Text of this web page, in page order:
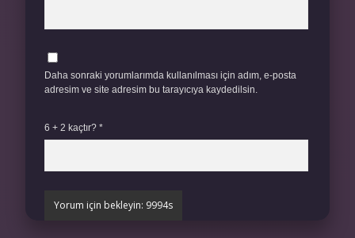
Daha sonraki yorumlarımda kullanılması için adım, e-posta
adresim ve site adresim bu tarayıcıya kaydedilsin.
6 + 2 kaçtır? *